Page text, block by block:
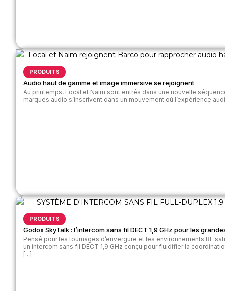
PRODUITS
Audio haut de gamme et image immersive se rejoignent
Au printemps, Focal et Naim sont entrés dans une nouvelle
marques audio s’inscrivent dans un mouvement où l’expérience
PRODUITS
Godox SkyTalk : l’intercom sans fil DECT 1,9 GHz pour les
Pensé pour les tournages d’envergure et les environnements RF
un intercom sans fil DECT 1,9 GHz conçu pour fluidifier la
[...]